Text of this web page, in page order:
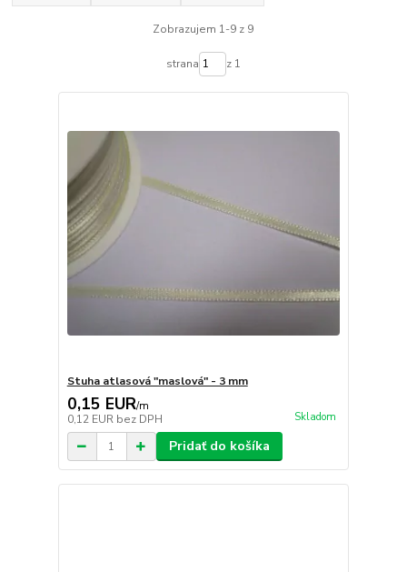
Zobrazujem 1-9 z 9
strana z 1
Stuha atlasová "maslová" - 3 mm
0,15 EUR/m
0,12 EUR bez DPH Skladom
Pridať do košíka